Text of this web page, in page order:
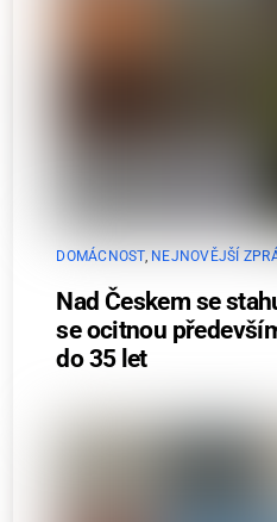
DOMÁCNOST, NEJNOVĚJŠÍ
Nad Českem se
se ocitnou
do 35 let